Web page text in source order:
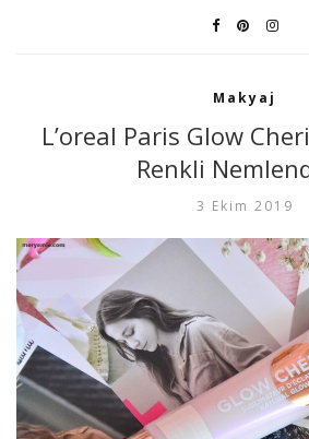
Makyaj
L’oreal Paris Glow
Renkli
3 Ekim 2019